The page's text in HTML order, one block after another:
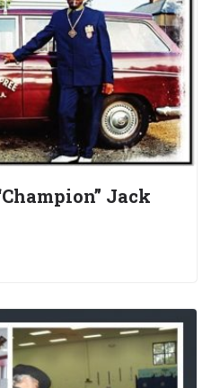
Jack